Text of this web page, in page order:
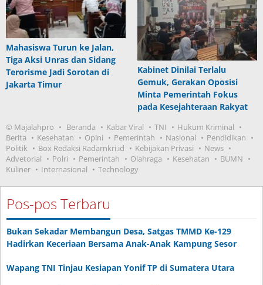
Mahasiswa Turun ke Jalan,
Tiga Aksi Unras dan Sidang
Terorisme Jadi Sorotan di
Jakarta Timur
Kabinet Dinilai Terlalu
Gemuk, Gerakan Oposisi
Minta Pemerintah Fokus
pada Kesejahteraan Rakyat
© Majalahpro Beranda Kabar Viral TNI
Hukum Kriminal
Berita
Kesehatan Opini Pemerintah Nasional
Pendidikan
Politik
Box Redaksi Radarnkri.id Kebijakan Privasi
News
Advetorial
Polri Pemerintah Olahraga Kesehatan
BUMN
Kuliner
Internasional Technology
Pos-pos Terbaru
Bukan Sekadar Membangun Desa, Satgas TMMD Ke-129
Hadirkan Keceriaan Bersama Anak-Anak Kampung Sesor
Wapang TNI Tinjau Kesiapan Yonif TP di Sumatera Utara